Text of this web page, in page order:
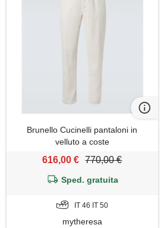
Brunello Cucinelli pantaloni in
velluto a coste
616,00 € 770,00 €
Sped. gratuita
IT 46 IT 50
mytheresa